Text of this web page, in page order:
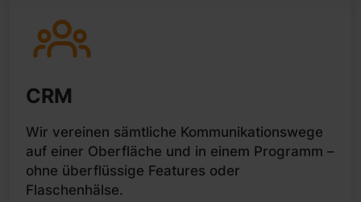
CRM
Wir vereinen sämtliche Kommunikationswege
auf einer Oberfläche und in einem Programm –
ohne überflüssige Features oder
Flaschenhälse.